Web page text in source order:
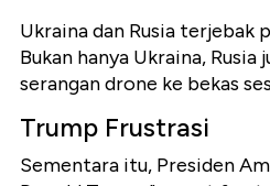
Ukraina dan Rusia terjebak
Bukan hanya Ukraina, Rusia
serangan drone ke bekas
Trump Frustrasi
Sementara itu, Presiden